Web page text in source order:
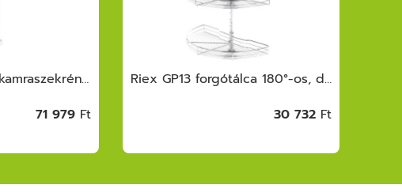
Riex GX53/GX58 kamraszekrény egység, ker ettel, fióksínnel, frontrögzítővel, 1250 -1400 mm, fehér
71 979 Ft
Riex GP13 forgótálca 180°-os, drótvázas fenék, W800, H600-750, króm
30 732 Ft